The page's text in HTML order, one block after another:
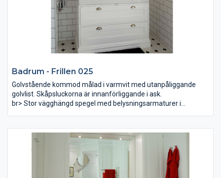
Badrum - Frillen 025
Golvstående kommod målad i varmvit med utanpåliggande
golvlist. Skåpsluckorna är innanförliggande i ask.
br> Stor vägghängd spegel med belysningsarmaturer i